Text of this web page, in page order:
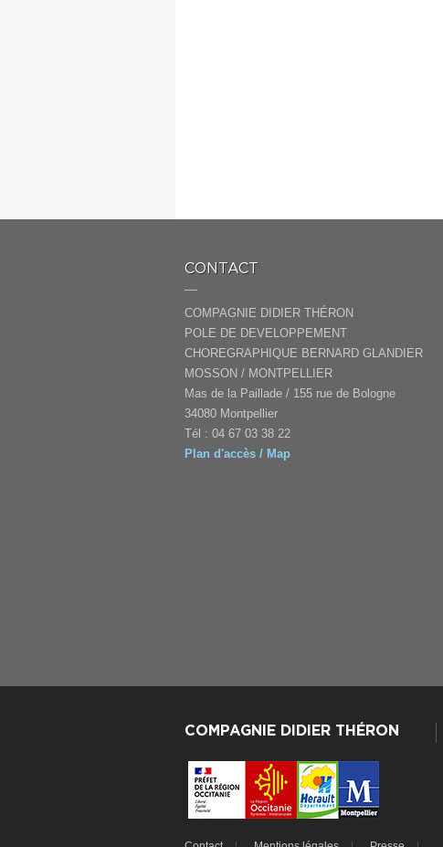
CONTACT
COMPAGNIE DIDIER THÉRON
POLE DE DEVELOPPEMENT
CHOREGRAPHIQUE BERNARD GLANDIER
MOSSON / MONTPELLIER
Mas de la Paillade / 155 rue de Bologne
34080 Montpellier
Tél : 04 67 03 38 22
Plan d'accès / Map
COMPAGNIE DIDIER THÉRON